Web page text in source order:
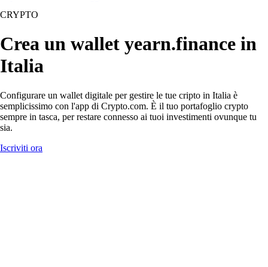
CRYPTO
Crea un wallet yearn.finance in
Italia
Configurare un wallet digitale per gestire le tue cripto in Italia è
semplicissimo con l'app di Crypto.com. È il tuo portafoglio crypto
sempre in tasca, per restare connesso ai tuoi investimenti ovunque tu
sia.
Iscriviti ora